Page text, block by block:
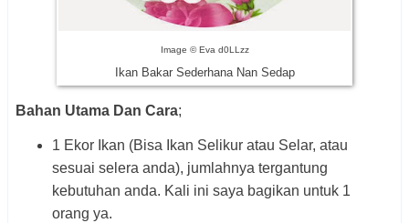
Image © Eva d0LLzz
Ikan Bakar Sederhana Nan Sedap
Bahan Utama Dan Cara;
1 Ekor Ikan (Bisa Ikan Selikur atau Selar, atau
sesuai selera anda), jumlahnya tergantung
kebutuhan anda. Kali ini saya bagikan untuk 1
orang ya.